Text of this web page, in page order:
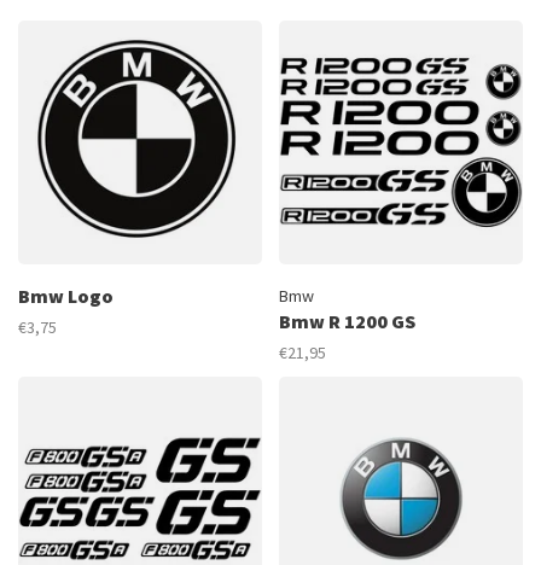
Bmw Logo
€3,75
Bmw
Bmw R 1200 GS
€21,95